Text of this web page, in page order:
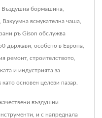
Въздушна бормашина,
всмукателна чаша,
ръ Gison обслужва
държави, особено в Европа,
ремонт, строителството,
и индустрията за
основен целеви пазар.
въздушни
и с напреднала